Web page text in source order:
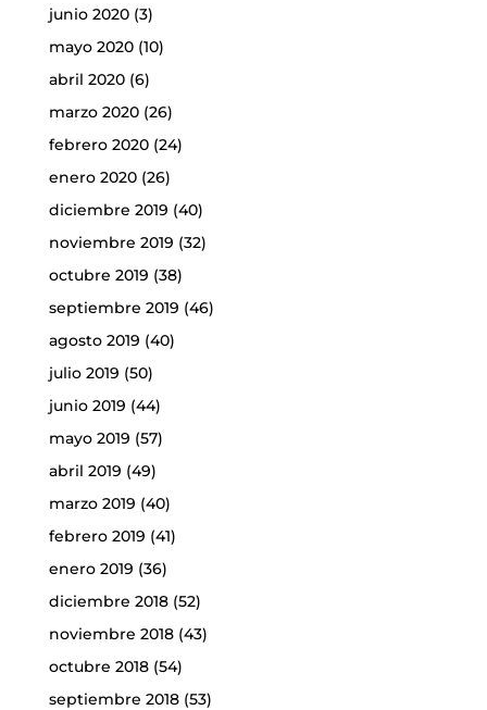
junio 2020(3)
mayo 2020(10)
abril 2020(6)
marzo 2020(26)
febrero 2020(24)
enero 2020(26)
diciembre 2019 (40)
noviembre 2019 (32)
octubre 2019 (38)
septiembre 2019 (46)
agosto 2019 (40)
julio 2019 (50)
junio 2019 (44)
mayo 2019 (57)
abril 2019 (49)
marzo 2019 (40)
febrero 2019 (41)
enero 2019 (36)
diciembre 2018(52)
noviembre 2018(43)
octubre 2018(54)
septiembre 2018(53)